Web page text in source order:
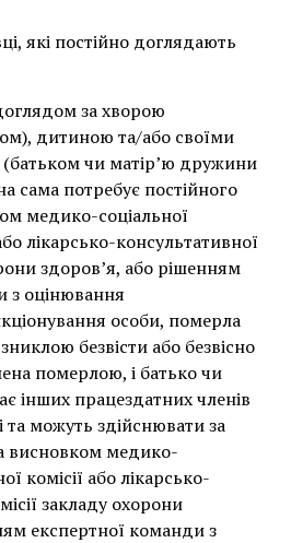
які постійно доглядають
за хворою
дитиною та/або своїми
(батьком чи матір’ю дружини
сама потребує постійного
медико-соціальної
лікарсько-консультативної
здоров’я, або рішенням
з оцінювання
особи, померла
безвісти або безвісно
померлою, і батько чи
інших працездатних членів
та можуть здійснювати за
висновком медико-
комісії або лікарсько-
закладу охорони
експертної команди з